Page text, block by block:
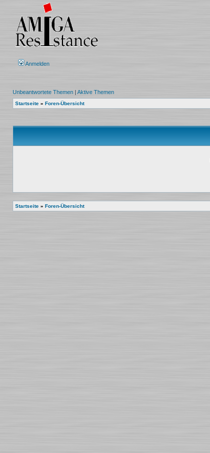
Anmelden
Unbeantwortete Themen | Aktive Themen
Startseite » Foren-Übersicht
Startseite » Foren-Übersicht